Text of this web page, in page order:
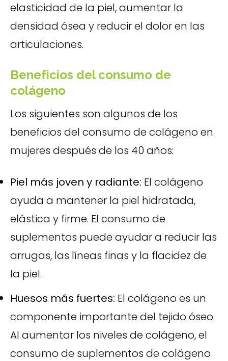
elasticidad de la piel, aumentar la
densidad ósea y reducir el dolor en las
articulaciones.
Beneficios del consumo de
colágeno
Los siguientes son algunos de los
beneficios del consumo de colágeno en
mujeres después de los 40 años:
Piel más joven y radiante: El colágeno
ayuda a mantener la piel hidratada,
elástica y firme. El consumo de
suplementos puede ayudar a reducir las
arrugas, las líneas finas y la flacidez de
la piel.
Huesos más fuertes: El colágeno es un
componente importante del tejido óseo.
Al aumentar los niveles de colágeno, el
consumo de suplementos de colágeno